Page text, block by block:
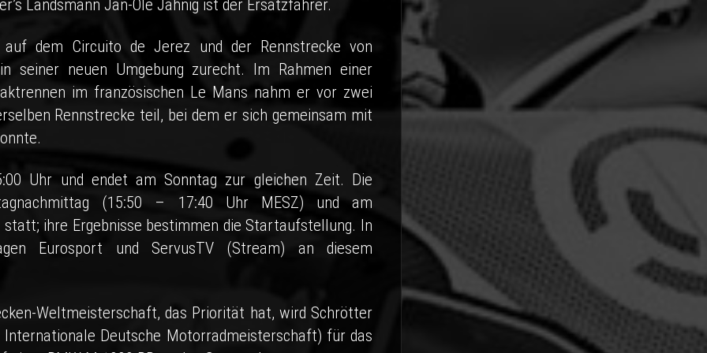
Landsmann Jan-Ole Jähnig ist der Ersatzfahrer.
dem Circuito de Jerez und der Rennstrecke von
seiner neuen Umgebung zurecht. Im Rahmen einer
im französischen Le Mans nahm er vor zwei
Rennstrecke teil, bei dem er sich gemeinsam mit
Uhr und endet am Sonntag zur gleichen Zeit. Die
(15:50 – 17:40 Uhr MESZ) und am
ihre Ergebnisse bestimmen die Startaufstellung. In
Eurosport und ServusTV (Stream) an diesem
Weltmeisterschaft, das Priorität hat, wird Schrötter
Deutsche Motorradmeisterschaft) für das